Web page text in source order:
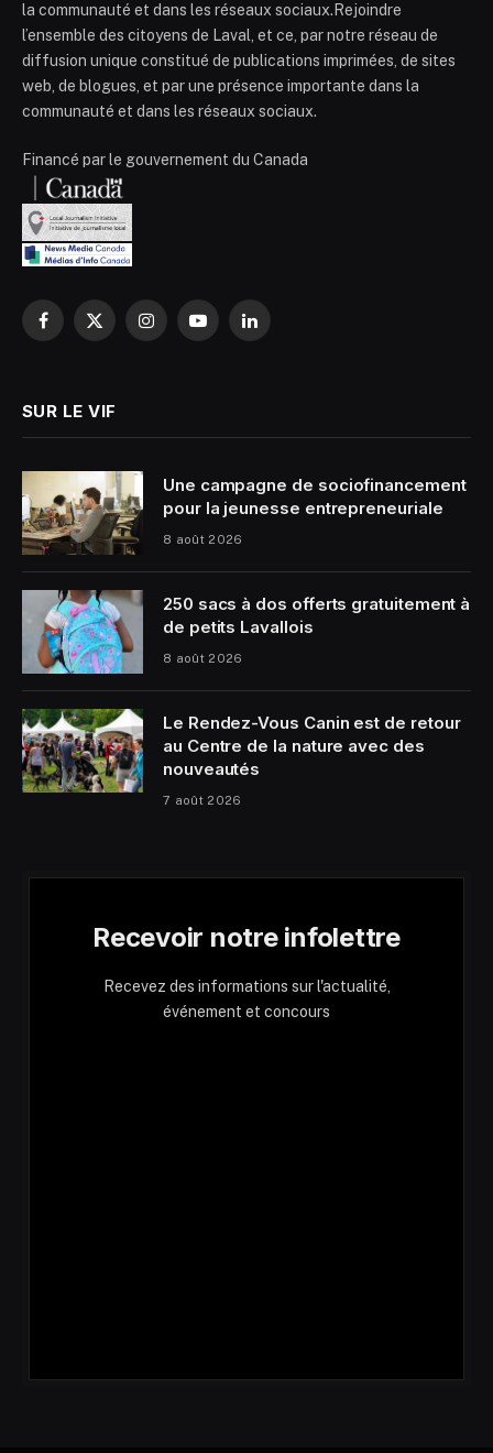
la communauté et dans les réseaux sociaux.Rejoindre
l’ensemble des citoyens de Laval, et ce, par notre réseau de
diffusion unique constitué de publications imprimées, de sites
web, de blogues, et par une présence importante dans la
communauté et dans les réseaux sociaux.
Financé par le gouvernement du Canada
Facebook
X
InstagramYouTubeLinkedIn
SUR LE VIF
Une campagne de sociofinancement
pour la jeunesse entrepreneuriale
8 août 2026
250 sacs à dos offerts gratuitement à
de petits Lavallois
8 août 2026
Le Rendez-Vous Canin est de retour
au Centre de la nature avec des
nouveautés
7 août 2026
Recevoir notre infolettre
Recevez des informations sur l'actualité,
événement et concours